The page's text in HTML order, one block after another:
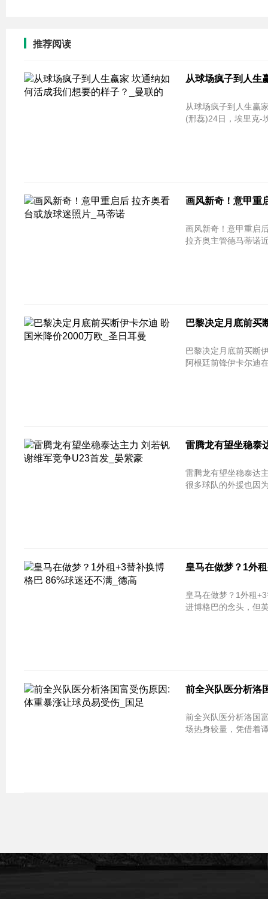
推荐阅读
从球场疯子到人生
从球场疯子到人生赢
(邢蕊)24日，埃里克-
画风新奇！意甲重
画风新奇！意甲重启
拉齐奥主管德马蒂诺
巴黎决定月底前买
巴黎决定月底前买断伊卡尔迪 盼
阿根廷前锋伊卡尔迪
雷腾龙有望坐稳泰
雷腾龙有望坐稳泰达
很多球队的外援也因
皇马在做梦？1外
皇马在做梦？1外租+3替补换博格
进博格巴的念头，但
前全兴队医分析洛
前全兴队医分析洛国
场热身较量，凭借着